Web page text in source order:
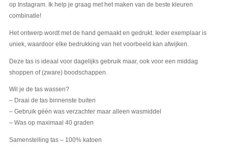
op Instagram. Ik help je graag met het maken van de beste kleuren
combinatie!
Het ontwerp wordt met de hand gemaakt en gedrukt. Ieder exemplaar is
uniek, waardoor elke bedrukking van het voorbeeld kan afwijken.
Deze tas is ideaal voor dagelijks gebruik maar, ook voor een middag
shoppen of (zware) boodschappen.
Wil je de tas wassen?
– Draai de tas binnenste buiten
– Gebruik géén was verzachter maar alleen wasmiddel
– Was op maximaal 40 graden
Samenstelling tas – 100% katoen